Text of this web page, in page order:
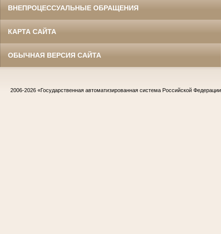
ВНЕПРОЦЕССУАЛЬНЫЕ ОБРАЩЕНИЯ
КАРТА САЙТА
ОБЫЧНАЯ ВЕРСИЯ САЙТА
2006-2026 «Государственная автоматизированная система Российской